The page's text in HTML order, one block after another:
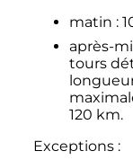
matin :
après-
tours
120 km.
Exceptions :